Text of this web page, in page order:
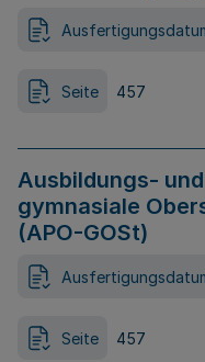
Seite 457
Ausbildungs-
gymnasiale
(APO-GOSt)
Seite 457